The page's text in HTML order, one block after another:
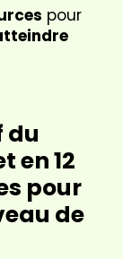
pour
du
en 12
pour
de